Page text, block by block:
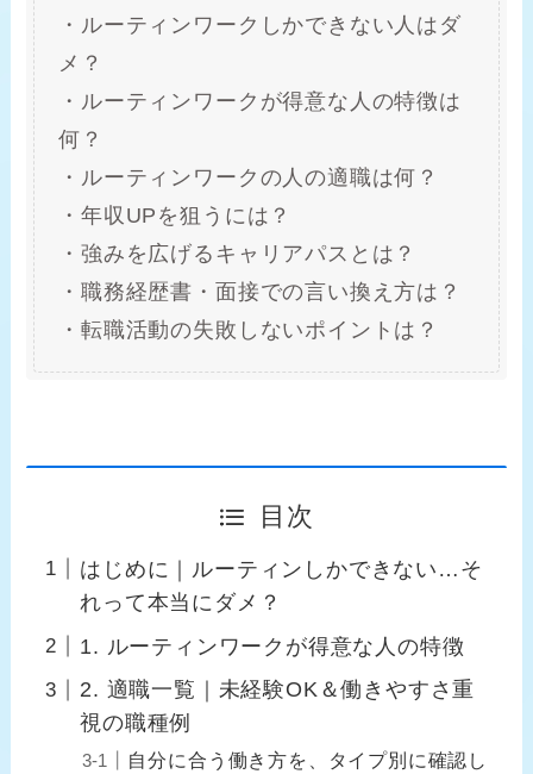
・ルーティンワークしかできない人はダ
メ？
・ルーティンワークが得意な人の特徴は
何？
・ルーティンワークの人の適職は何？
・年収UPを狙うには？
・強みを広げるキャリアパスとは？
・職務経歴書・面接での言い換え方は？
・転職活動の失敗しないポイントは？
目次
はじめに｜ルーティンしかできない…そ
れって本当にダメ？
1. ルーティンワークが得意な人の特徴
2. 適職一覧｜未経験OK＆働きやすさ重
視の職種例
自分に合う働き方を、タイプ別に確認し